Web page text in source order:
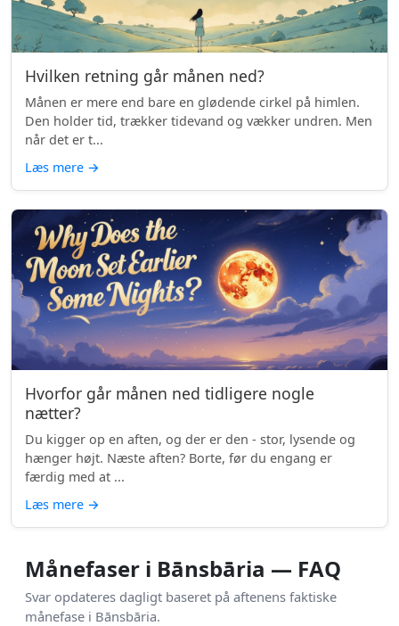
Hvilken retning går månen ned?
Månen er mere end bare en glødende cirkel på himlen.
Den holder tid, trækker tidevand og vækker undren. Men
når det er t...
Læs mere →
Hvorfor går månen ned tidligere nogle
nætter?
Du kigger op en aften, og der er den - stor, lysende og
hænger højt. Næste aften? Borte, før du engang er
færdig med at ...
Læs mere →
Månefaser i Bānsbāria — FAQ
Svar opdateres dagligt baseret på aftenens faktiske
månefase i Bānsbāria.